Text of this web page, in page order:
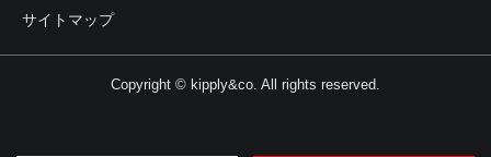
サイトマップ
Copyright © kipply&co. All rights reserved.